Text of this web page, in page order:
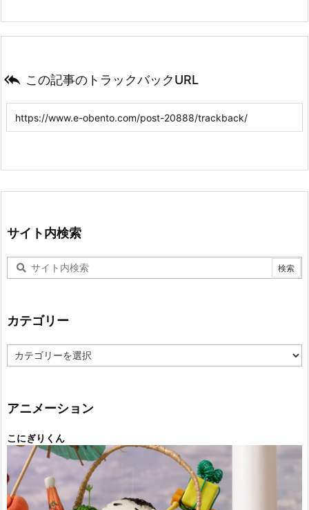
 この記事のトラックバックURL
サイト内検索
カテゴリー
テ
ー
アニメーション
こにぎりくん